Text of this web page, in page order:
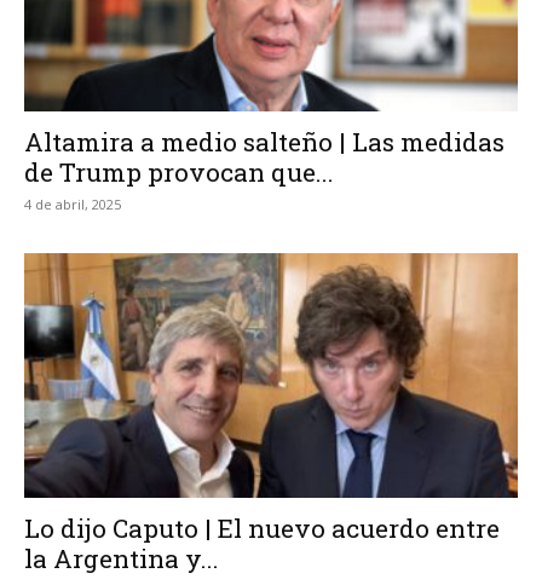
Altamira a medio salteño | Las medidas
de Trump provocan que...
4 de abril, 2025
Lo dijo Caputo | El nuevo acuerdo entre
la Argentina y...